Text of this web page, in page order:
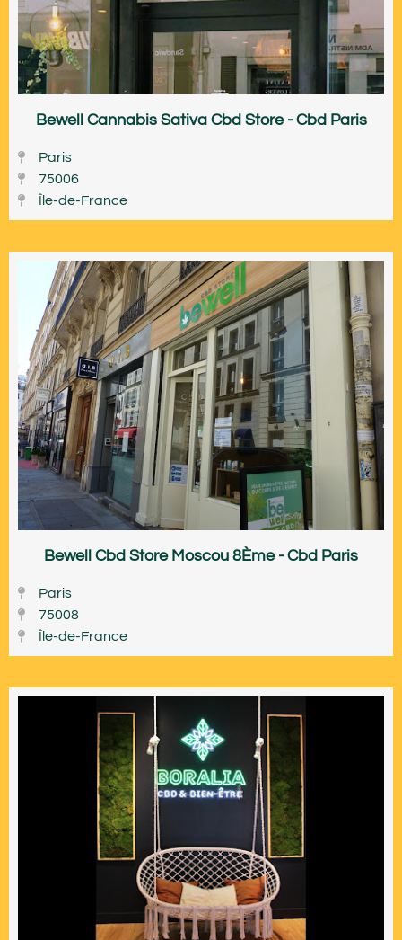
Bewell Cannabis Sativa Cbd Store - Cbd Paris
Paris
75006
Île-de-France
Bewell Cbd Store Moscou 8Ème - Cbd Paris
Paris
75008
Île-de-France